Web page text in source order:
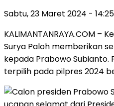
Sabtu, 23 Maret 2024 -
KALIMANTANRAYA.COM –
Surya Paloh memberikan
kepada Prabowo
terpilih pada pilpres 2024